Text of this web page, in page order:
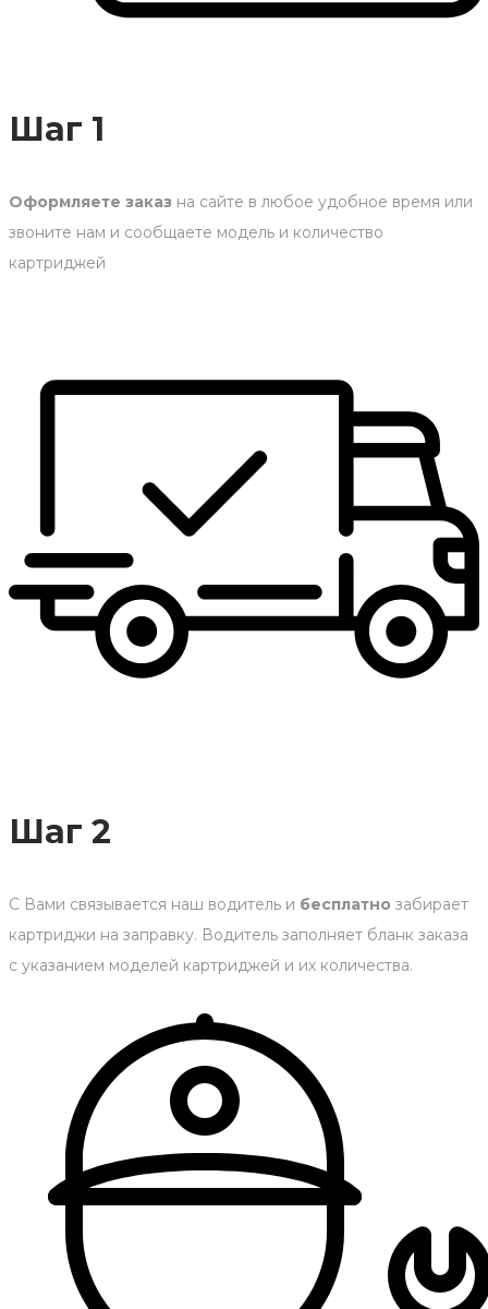
Шаг 1
Оформляете заказ на сайте в любое удобное время или
звоните нам и сообщаете модель и количество
картриджей
Шаг 2
С Вами связывается наш водитель и бесплатно забирает
картриджи на заправку. Водитель заполняет бланк заказа
с указанием моделей картриджей и их количества.